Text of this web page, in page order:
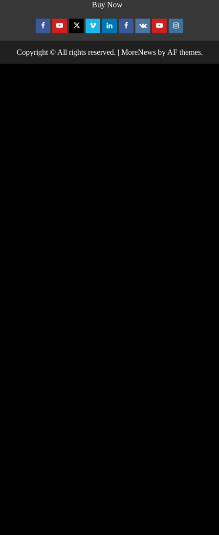
Buy Now
Facebook
YoutubeTwitterVimeoLinkedinFacebook
VK YoutubeInstagram
Copyright © All rights reserved. | MoreNewsby AF themes.